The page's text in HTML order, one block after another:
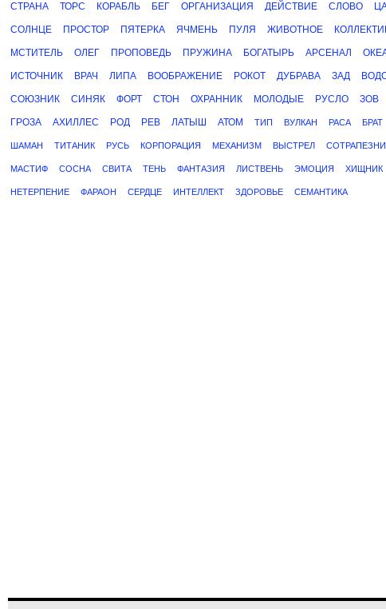
СТРАНА ТОРС КОРАБЛЬ БЕГ ОРГАНИЗАЦИЯ ДЕЙСТВИЕ СЛОВО
СОЛНЦЕ ПРОСТОР ПЯТЕРКА ЯЧМЕНЬ ПУЛЯ ЖИВОТНОЕ
МСТИТЕЛЬ ОЛЕГ ПРОПОВЕДЬ ПРУЖИНА БОГАТЫРЬ АРСЕНАЛ
ИСТОЧНИК ВРАЧ ЛИПА ВООБРАЖЕНИЕ РОКОТ ДУБРАВА ЗАД
СОЮЗНИК СИНЯК ФОРТ СТОН ОХРАННИК МОЛОДЫЕ РУСЛО ЗОВ
ГРОЗА АХИЛЛЕС РОД РЕВ ЛАТЫШ АТОМ ТИП ВУЛКАН РАСА БРАТ
ШАМАН ТИТАНИК РУСЬ КОРПОРАЦИЯ МЕХАНИЗМ ВЫСТРЕЛ
МАСТИФ СОСНА СВИТА ТЕНЬ ФАНТАЗИЯ ЛИСТВЕНЬ ЭМОЦИЯ ХИЩНИК
НЕТЕРПЕНИЕ ФАРАОН СЕРДЦЕ ИНТЕЛЛЕКТ ЗДОРОВЬЕ СЕМАНТИКА